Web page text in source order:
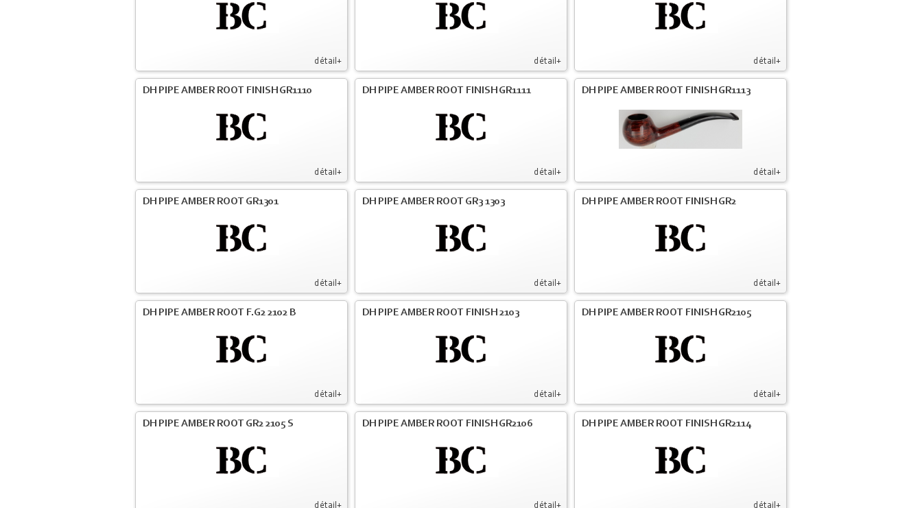
détail+ détail+ détail+
détail+
DH PIPE AMBER ROOT FINISH GR1110
détail+
DH PIPE AMBER ROOT FINISH GR1111
détail+
DH PIPE AMBER ROOT FINISH GR1113
détail+
DH PIPE AMBER ROOT GR1301
détail+
DH PIPE AMBER ROOT GR3 1303
détail+
DH PIPE AMBER ROOT FINISH GR2
détail+
DH PIPE AMBER ROOT F.G2 2102 B
détail+
DH PIPE AMBER ROOT FINISH 2103
détail+
DH PIPE AMBER ROOT FINISH GR2105
détail+
DH PIPE AMBER ROOT GR2 2105 S
détail+
DH PIPE AMBER ROOT FINISH GR2106
détail+
DH PIPE AMBER ROOT FINISH GR2114